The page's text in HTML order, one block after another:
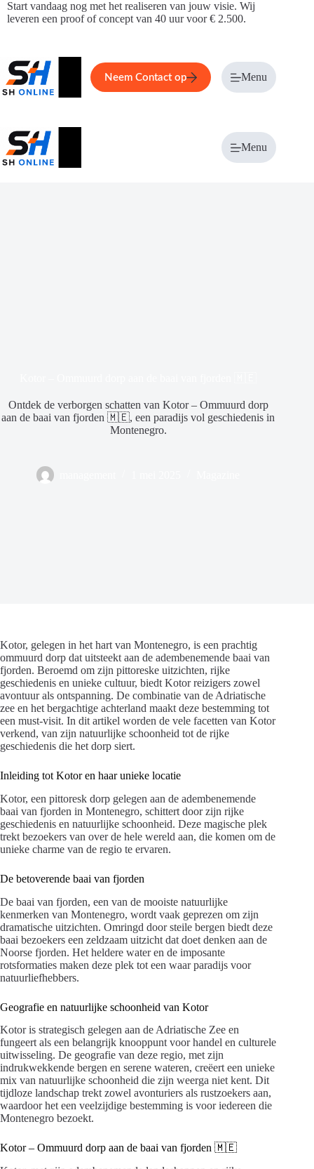
Ga
naar
Start vandaag nog met het realiseren van jouw visie. Wij
leveren een proof of concept van 40 uur voor € 2.500.
Home Service Over ons
Neem Contact op Menu
Menu
Ontdek de verborgen schatten van Kotor – Ommuurd dorp
aan de baai van fjorden 🇲🇪, een paradijs vol geschiedenis in
Montenegro.
Kotor, gelegen in het hart van Montenegro, is een prachtig
ommuurd dorp dat uitsteekt aan de adembenemende baai van
fjorden. Beroemd om zijn pittoreske uitzichten, rijke
geschiedenis en unieke cultuur, biedt Kotor reizigers zowel
avontuur als ontspanning. De combinatie van de Adriatische
zee en het bergachtige achterland maakt deze bestemming tot
een must-visit. In dit artikel worden de vele facetten van Kotor
verkend, van zijn natuurlijke schoonheid tot de rijke
geschiedenis die het dorp siert.
Inleiding tot Kotor en haar unieke locatie
Kotor, een pittoresk dorp gelegen aan de adembenemende
baai van fjorden in Montenegro, schittert door zijn rijke
geschiedenis en natuurlijke schoonheid. Deze magische plek
trekt bezoekers van over de hele wereld aan, die komen om de
unieke charme van de regio te ervaren.
De betoverende baai van fjorden
De baai van fjorden, een van de mooiste natuurlijke
kenmerken van Montenegro, wordt vaak geprezen om zijn
dramatische uitzichten. Omringd door steile bergen biedt deze
baai bezoekers een zeldzaam uitzicht dat doet denken aan de
Noorse fjorden. Het heldere water en de imposante
rotsformaties maken deze plek tot een waar paradijs voor
natuurliefhebbers.
Geografie en natuurlijke schoonheid van Kotor
Kotor is strategisch gelegen aan de Adriatische Zee en
fungeert als een belangrijk knooppunt voor handel en culturele
uitwisseling. De geografie van deze regio, met zijn
indrukwekkende bergen en serene wateren, creëert een unieke
mix van natuurlijke schoonheid die zijn weerga niet kent. Dit
tijdloze landschap trekt zowel avonturiers als rustzoekers aan,
waardoor het een veelzijdige bestemming is voor iedereen die
Montenegro bezoekt.
Kotor – Ommuurd dorp aan de baai van fjorden 🇲🇪